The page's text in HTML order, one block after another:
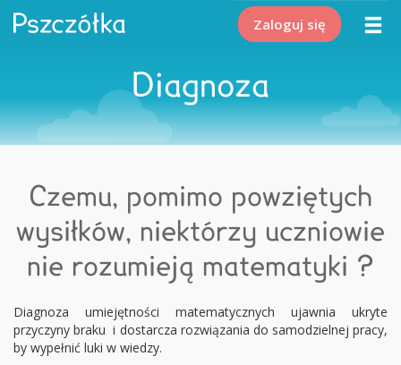
Zaloguj się
Diagnoza
Czemu, pomimo powziętych
wysiłków, niektórzy uczniowie
nie rozumieją matematyki ?
Diagnoza umiejętności matematycznych ujawnia ukryte
przyczyny braku i dostarcza rozwiązania do samodzielnej pracy,
by wypełnić luki w wiedzy.